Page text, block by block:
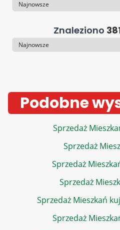
Sortowanie
Znaleziono
Sortowanie
Podobne
Sprzedaż
Sprzedaż
Sprzedaż
Sprzedaż
Sprzedaż Mieszkań
Sprzedaż